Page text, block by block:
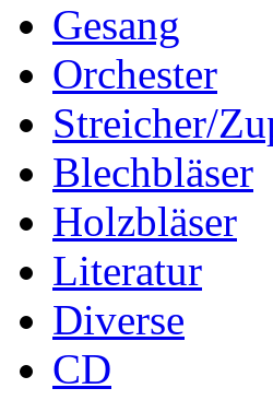
Gesang
Orchester
Streicher/
Blechbläser
Holzbläser
Literatur
Diverse
CD